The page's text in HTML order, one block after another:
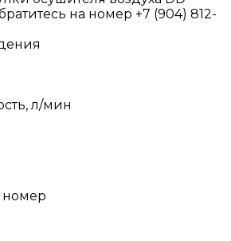
на номер +7 (904) 812-
л/мин
номер